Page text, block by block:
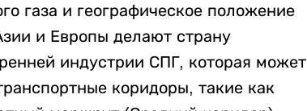
газа и географическое положение
и Европы делают страну
индустрии СПГ, которая может
коридоры, такие как